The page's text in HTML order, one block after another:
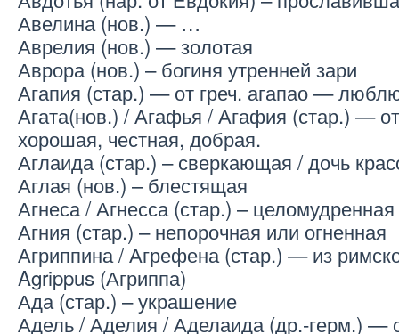
Авелина (нов.) — …
Аврелия (нов.) — золотая
Аврора (нов.) – богиня утренней зари
Агапия (стар.) — от греч. агапао —
Агата(нов.) / Агафья / Агафия (стар.) —
хорошая, честная, добрая.
Аглаида (стар.) – сверкающая / дочь
Аглая (нов.) – блестящая
Агнеса / Агнесса (стар.) – целомудренная
Агния (стар.) – непорочная или огненная
Агриппина / Агрефена (стар.) — из
Agrippus (Агриппа)
Ада (стар.) – украшение
Адель / Аделия / Аделаида (др.-герм.) —